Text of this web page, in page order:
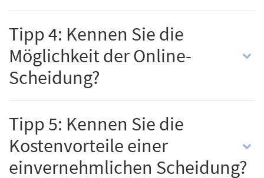
Tipp 4: Kennen Sie die
Möglichkeit der Online-
Scheidung?
Tipp 5: Kennen Sie die
Kostenvorteile einer
einvernehmlichen Scheidung?